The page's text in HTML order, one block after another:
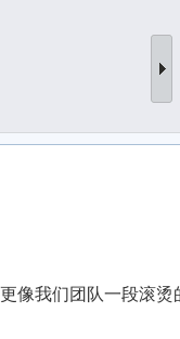
像我们团队一段滚